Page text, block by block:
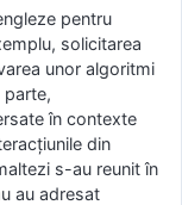
pentru
solicitarea
unor algoritmi
parte,
în contexte
din
s-au reunit în
au adresat